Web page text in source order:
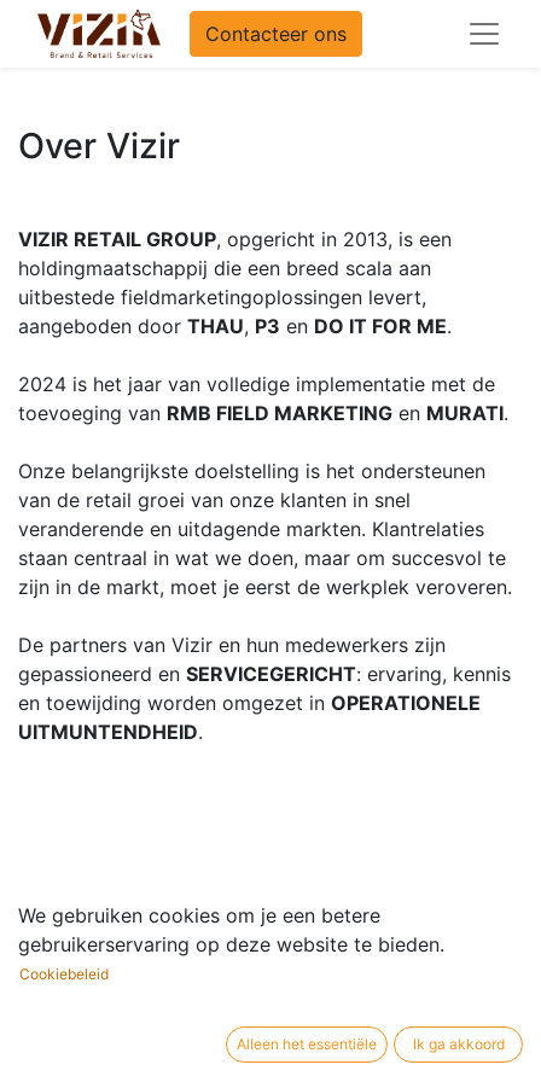
Contacteer ons
Over Vizir
VIZIR RETAIL GROUP, opgericht in 2013, is een
holdingmaatschappij die een breed scala aan
uitbestede fieldmarketingoplossingen levert,
aangeboden door THAU, P3 en DO IT FOR ME.
2024 is het jaar van volledige implementatie met de
toevoeging van RMB FIELD MARKETING en MURATI.
Onze belangrijkste doelstelling is het ondersteunen
van de retail groei van onze klanten in snel
veranderende en uitdagende markten. Klantrelaties
staan ​​centraal in wat we doen, maar om succesvol te
zijn in de markt, moet je eerst de werkplek veroveren.
De partners van Vizir en hun medewerkers zijn
gepassioneerd en SERVICEGERICHT: ervaring, kennis
en toewijding worden omgezet in OPERATIONELE
UITMUNTENDHEID.
We gebruiken cookies om je een betere
gebruikerservaring op deze website te bieden.
Cookiebeleid
Alleen het essentiële Ik ga akkoord